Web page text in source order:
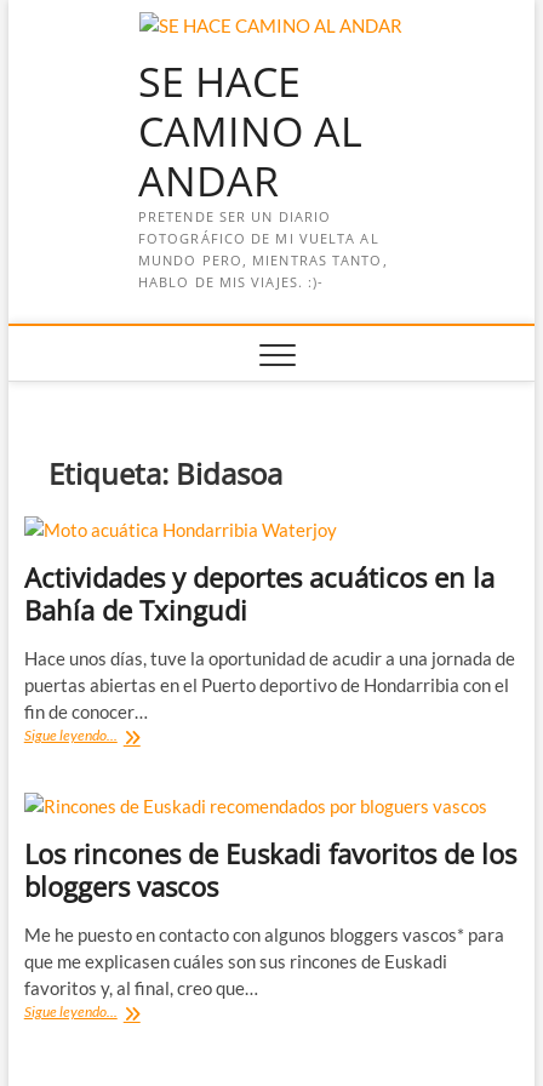
SE HACE
CAMINO AL
ANDAR
PRETENDE SER UN DIARIO
FOTOGRÁFICO DE MI VUELTA AL
MUNDO PERO, MIENTRAS TANTO,
HABLO DE MIS VIAJES. :)-
Etiqueta: Bidasoa
Actividades y deportes acuáticos en la
Bahía de Txingudi
Hace unos días, tuve la oportunidad de acudir a una jornada de
puertas abiertas en el Puerto deportivo de Hondarribia con el
fin de conocer…
Sigue leyendo... Actividades
acuáticos
Bahía
de
Los rincones de Euskadi favoritos de los
bloggers vascos
Me he puesto en contacto con algunos bloggers vascos* para
que me explicasen cuáles son sus rincones de Euskadi
favoritos y, al final, creo que…
Sigue leyendo... Los